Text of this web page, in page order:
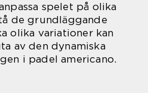
spelet på olika
de grundläggande
olika variationer kan
av den dynamiska
i padel americano.